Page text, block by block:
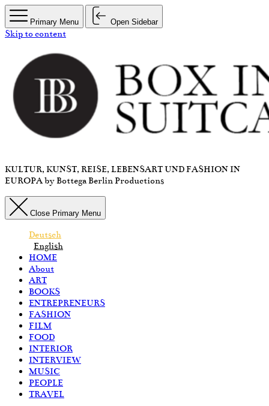
Primary Menu Open Sidebar
Skip to content
KULTUR, KUNST, REISE, LEBENSART UND FASHION IN
EUROPA by Bottega Berlin Productions
Close Primary Menu
Deutsch
English
HOME
About
ART
BOOKS
ENTREPRENEURS
FASHION
FILM
FOOD
INTERIOR
INTERVIEW
MUSIC
PEOPLE
TRAVEL